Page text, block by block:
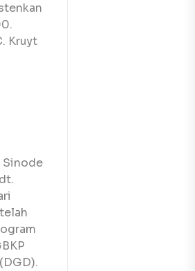
Kruyt
Sinode